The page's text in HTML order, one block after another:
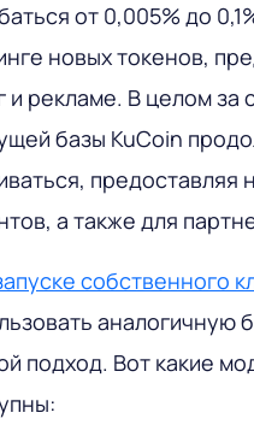
от 0,005% до
новых токенов,
и рекламе. В целом за
базы KuCoin
предоставляя
а также для
собственного
аналогичную
подход. Вот какие